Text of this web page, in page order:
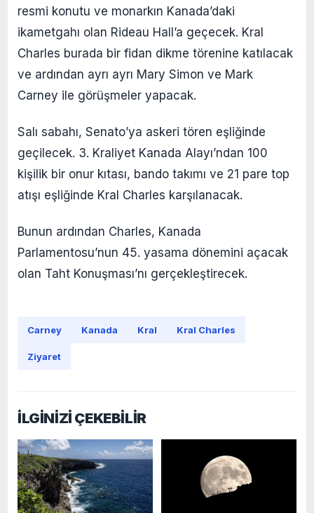
resmi konutu ve monarkın Kanada’daki
ikametgahı olan Rideau Hall’a geçecek. Kral
Charles burada bir fidan dikme törenine katılacak
ve ardından ayrı ayrı Mary Simon ve Mark
Carney ile görüşmeler yapacak.
Salı sabahı, Senato’ya askeri tören eşliğinde
geçilecek. 3. Kraliyet Kanada Alayı’ndan 100
kişilik bir onur kıtası, bando takımı ve 21 pare top
atışı eşliğinde Kral Charles karşılanacak.
Bunun ardından Charles, Kanada
Parlamentosu’nun 45. yasama dönemini açacak
olan Taht Konuşması’nı gerçekleştirecek.
Carney Kanada Kral Kral Charles
Ziyaret
İLGİNİZİ ÇEKEBİLİR